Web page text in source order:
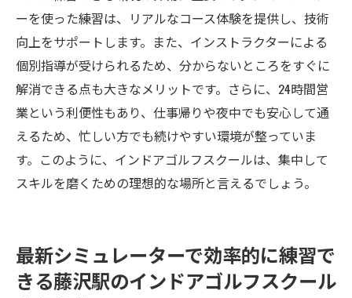
ーを使った練習は、リアルなコース体験を提供し、技術
向上をサポートします。また、インストラクターによる
個別指導が受けられるため、分からないところをすぐに
解消できる点も大きなメリットです。さらに、24時間営
業という利便性もあり、仕事帰りや夜中でも安心して通
えるため、忙しい方でも続けやすい環境が整っていま
す。このように、インドアゴルフスクールは、集中して
スキルを磨くための理想的な場所と言えるでしょう。
最新シミュレーターで効率的に練習で
きる藤沢駅のインドアゴルフスクール